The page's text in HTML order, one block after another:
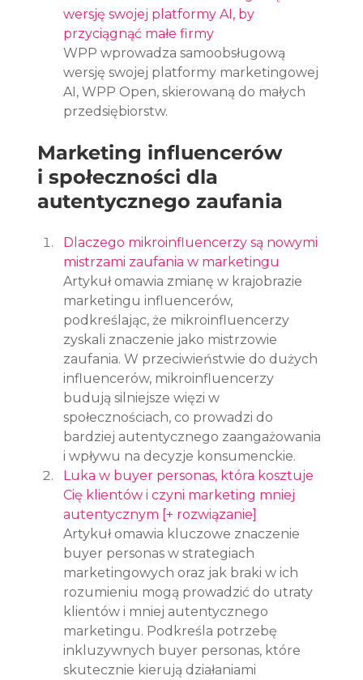
wersję swojej platformy AI, by
przyciągnąć małe firmy
WPP wprowadza samoobsługową
wersję swojej platformy marketingowej
AI, WPP Open, skierowaną do małych
przedsiębiorstw.
Marketing influencerów
i społeczności dla
autentycznego zaufania
Dlaczego mikroinfluencerzy są nowymi
mistrzami zaufania w marketingu
Artykuł omawia zmianę w krajobrazie
marketingu influencerów,
podkreślając, że mikroinfluencerzy
zyskali znaczenie jako mistrzowie
zaufania. W przeciwieństwie do dużych
influencerów, mikroinfluencerzy
budują silniejsze więzi w
społecznościach, co prowadzi do
bardziej autentycznego zaangażowania
i wpływu na decyzje konsumenckie.
Luka w buyer personas, która kosztuje
Cię klientów i czyni marketing mniej
autentycznym [+ rozwiązanie]
Artykuł omawia kluczowe znaczenie
buyer personas w strategiach
marketingowych oraz jak braki w ich
rozumieniu mogą prowadzić do utraty
klientów i mniej autentycznego
marketingu. Podkreśla potrzebę
inkluzywnych buyer personas, które
skutecznie kierują działaniami